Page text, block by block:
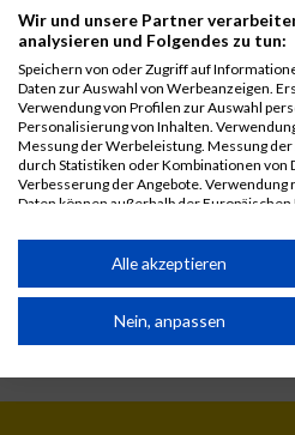
Disqualifiziert
Wir und unsere Partner
analysieren und Folgendes zu tun:
Speichern von oder Zugriff auf
Daten zur Auswahl von Werbeanzeigen.
Verwendung von Profilen zur Auswahl
Personalisierung von Inhalten.
Messung der Werbeleistung. Messung
durch Statistiken oder Kombinationen
Verbesserung der Angebote.
Daten können außerhalb der
Partnerliste anzeigen (1 IAB-
Wir nutzen Ihre Daten für folgende Zwecke:
Speichern von oder Zugriff auf
Alle akzeptieren
Nein, anpassen